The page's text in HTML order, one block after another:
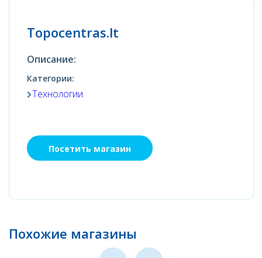
Topocentras.lt
Описание:
Категории:
Технологии
Посетить магазин
Похожие магазины